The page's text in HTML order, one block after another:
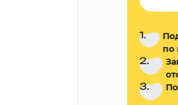
1.
по
2.
3.